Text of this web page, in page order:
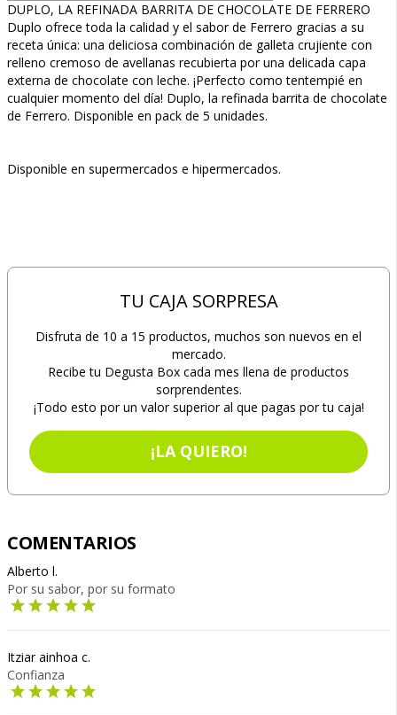
DUPLO, LA REFINADA BARRITA DE CHOCOLATE DE FERRERO
Duplo ofrece toda la calidad y el sabor de Ferrero gracias a su
receta única: una deliciosa combinación de galleta crujiente con
relleno cremoso de avellanas recubierta por una delicada capa
externa de chocolate con leche. ¡Perfecto como tentempié en
cualquier momento del día! Duplo, la refinada barrita de chocolate
de Ferrero. Disponible en pack de 5 unidades.
Disponible en supermercados e hipermercados.
TU CAJA SORPRESA
Disfruta de 10 a 15 productos, muchos son nuevos en el
mercado.
Recibe tu Degusta Box cada mes llena de productos
sorprendentes.
¡Todo esto por un valor superior al que pagas por tu caja!
¡LA QUIERO!
COMENTARIOS
Alberto l.
Por su sabor, por su formato
Itziar ainhoa c.
Confianza